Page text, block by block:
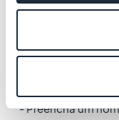
no seu back office
2. Configure os
aplicativo ao
- Preencha um